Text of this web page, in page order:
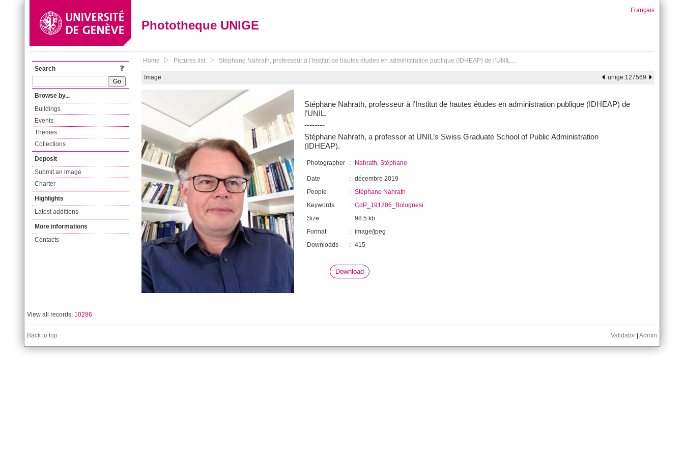
Phototheque UNIGE
Français
Search
Browse by...
Buildings
Events
Themes
Collections
Deposit
Submit an image
Charter
Highlights
Latest additions
More informations
Contacts
Home Pictures list Stéphane Nahrath, professeur à l’Institut de hautes études en administration publique (IDHEAP) de l’UNIL....
Image unige:127569
Stéphane Nahrath, professeur à l’Institut de hautes études en administration publique (IDHEAP) de
l’UNIL.
--------
Stéphane Nahrath, a professor at UNIL’s Swiss Graduate School of Public Administration
(IDHEAP).
Photographer : Nahrath, Stéphane
Date : décembre 2019
People
: Stéphane Nahrath
Keywords
: CdP_191206_Bolognesi
Size
: 98.5 kb
Format
: image/jpeg
Downloads
: 415
Download
View all records: 10286
Back to top Validator Admin